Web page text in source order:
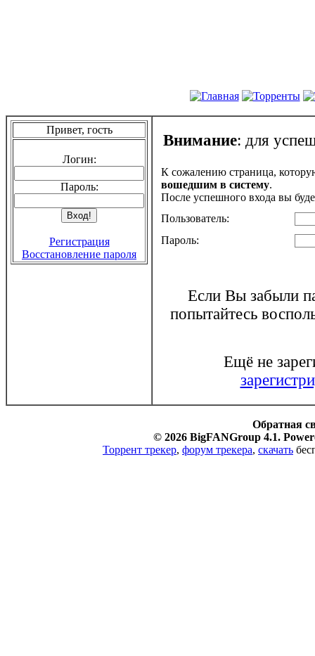
Привет, гость
Логин:
Пароль:
Регистрация
Восстановление пароля
Внимание: для
К сожалению страница,
вошедшим в систему.
После успешного входа вы
Пользователь:
Пароль:
Если Вы забыли
попытайтесь
Ещё не
Обратная
© 2026 BigFANGroup 4.1.
Торрент трекер, форум трекера, скачать